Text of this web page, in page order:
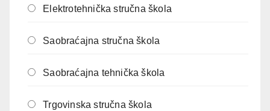
Elektrotehnička stručna škola
Saobraćajna stručna škola
Saobraćajna tehnička škola
Trgovinska stručna škola